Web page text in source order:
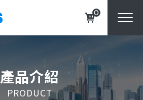
0
產品介紹
PRODUCT